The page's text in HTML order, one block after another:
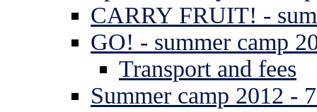
CARRY FRUIT! -
GO! - summer camp
Transport and fees
Summer camp 2012 -